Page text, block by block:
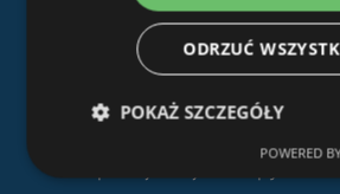
Pobierz naszą
Filtruj sklepy według
ODRZUĆ
POKAŻ SZCZEGÓŁY
POWERED